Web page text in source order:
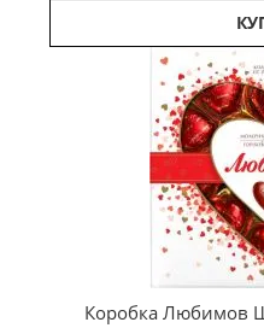
Коробка Любимов